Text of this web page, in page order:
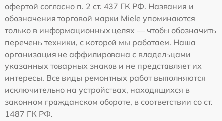
офертой согласно п. 2 ст. 437 ГК РФ. Названия и
обозначения торговой марки Miele упоминаются
только в информационных целях — чтобы обозначить
перечень техники, с которой мы работаем. Наша
организация не аффилирована с владельцами
указанных товарных знаков и не представляет их
интересы. Все виды ремонтных работ выполняются
исключительно на устройствах, находящихся в
законном гражданском обороте, в соответствии со ст.
1487 ГК РФ.